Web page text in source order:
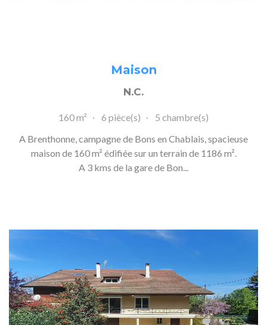
Maison
N.C.
160 m² 6 pièce(s)
5 chambre(s)
A Brenthonne, campagne de Bons en Chablais, spacieuse
maison de 160 m² édifiée sur un terrain de 1186 m².
A 3 kms de la gare de Bon...